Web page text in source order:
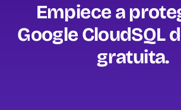
Empiece a
Google CloudSQL
gratuita‍.